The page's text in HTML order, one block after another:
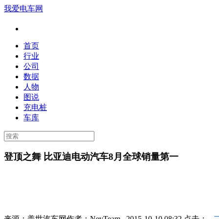
我爱电车网
首页
行业
公司
数据
人物
图说
充电桩
车库
登顶之舞 比亚迪电动汽车8月全球销量第一